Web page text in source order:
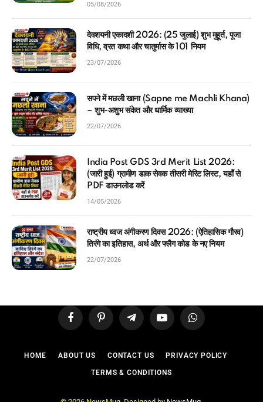
05/08/2026
देवशयनी एकादशी 2026: (25 जुलाई) शुभ मुहूर्त, पूजा
विधि, व्रत कथा और चातुर्मास के 101 नियम
23/07/2026
सपने में मछली खाना (Sapne me Machli Khana)
– शुभ-अशुभ संकेत और धार्मिक व्याख्या
22/07/2026
India Post GDS 3rd Merit List 2026:
(जारी हुई) ग्रामीण डाक सेवक तीसरी मेरिट लिस्ट, यहाँ से
PDF डाउनलोड करें
14/05/2026
राष्ट्रीय ध्वज अंगीकरण दिवस 2026: (ऐतिहासिक गौरव)
तिरंगे का इतिहास, अर्थ और फ्लैग कोड के नए नियम
22/07/2026
FacebookPinterest TelegramYouTubeWhatsApp
HOME ABOUT US CONTACT US PRIVACY POLICY
TERMS & CONDITIONS